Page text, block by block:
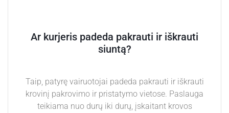
Ar kurjeris padeda pakrauti ir iškrauti
siuntą?
Taip, patyrę vairuotojai padeda pakrauti ir iškrauti
krovinį pakrovimo ir pristatymo vietose. Paslauga
teikiama nuo durų iki durų, įskaitant krovos